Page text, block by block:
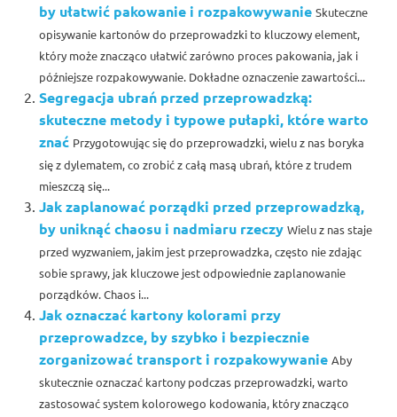
by ułatwić pakowanie i rozpakowywanie Skuteczne
opisywanie kartonów do przeprowadzki to kluczowy element,
który może znacząco ułatwić zarówno proces pakowania, jak i
późniejsze rozpakowywanie. Dokładne oznaczenie zawartości...
Segregacja ubrań przed przeprowadzką:
skuteczne metody i typowe pułapki, które warto
znać Przygotowując się do przeprowadzki, wielu z nas boryka
się z dylematem, co zrobić z całą masą ubrań, które z trudem
mieszczą się...
Jak zaplanować porządki przed przeprowadzką,
by uniknąć chaosu i nadmiaru rzeczy Wielu z nas staje
przed wyzwaniem, jakim jest przeprowadzka, często nie zdając
sobie sprawy, jak kluczowe jest odpowiednie zaplanowanie
porządków. Chaos i...
Jak oznaczać kartony kolorami przy
przeprowadzce, by szybko i bezpiecznie
zorganizować transport i rozpakowywanie Aby
skutecznie oznaczać kartony podczas przeprowadzki, warto
zastosować system kolorowego kodowania, który znacząco